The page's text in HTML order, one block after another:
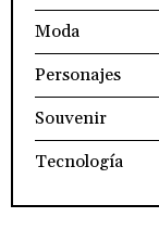
Moda
Personajes
Souvenir
Tecnología